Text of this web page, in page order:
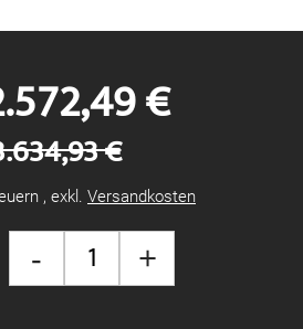
- +
€
€
, exkl. Versandkosten